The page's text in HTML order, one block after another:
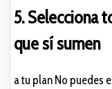
5. Selecciona
que sí sumen
a tu plan No puedes